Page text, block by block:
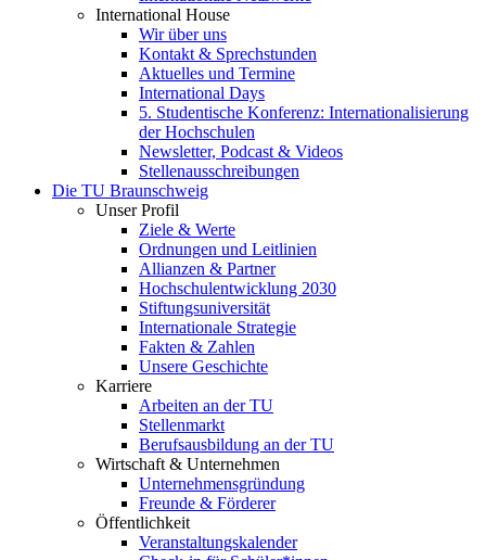
International House
Wir über uns
Kontakt & Sprechstunden
Aktuelles und Termine
International Days
5. Studentische Konferenz: Internationalisierung
der Hochschulen
Newsletter, Podcast & Videos
Stellenausschreibungen
Die TU Braunschweig
Unser Profil
Ziele & Werte
Ordnungen und Leitlinien
Allianzen & Partner
Hochschulentwicklung 2030
Stiftungsuniversität
Internationale Strategie
Fakten & Zahlen
Unsere Geschichte
Karriere
Arbeiten an der TU
Stellenmarkt
Berufsausbildung an der TU
Wirtschaft & Unternehmen
Unternehmensgründung
Freunde & Förderer
Öffentlichkeit
Veranstaltungskalender